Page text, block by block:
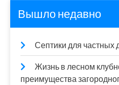
Вышло недавно
Септики для частных
Жизнь в лесном
преимущества